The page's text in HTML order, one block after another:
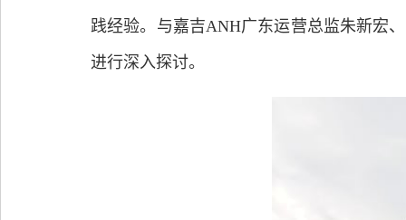
践经验。与嘉吉ANH广东运营总监朱新宏
进行深入探讨。